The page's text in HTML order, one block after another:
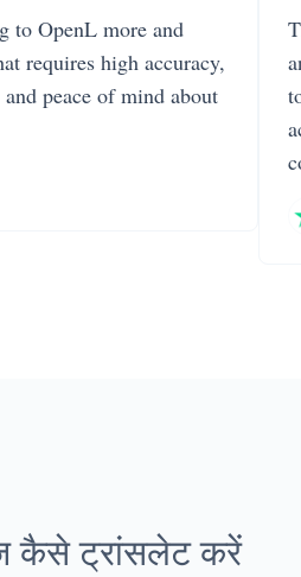
to OpenL more and
requires high accuracy,
peace of mind about
कैसे ट्रांसलेट करें